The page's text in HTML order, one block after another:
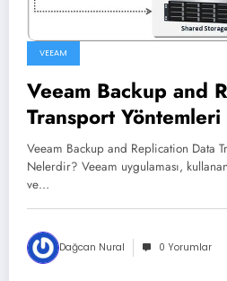
VEEAM
Veeam Backup and
Transport
Veeam Backup and Replication Data
Nelerdir? Veeam uygulaması,
ve…
Dağcan Nural 0 Yorumlar